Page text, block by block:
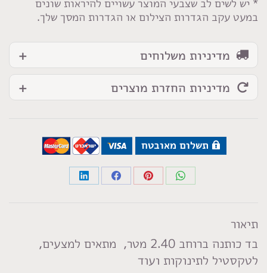
* יש לשים לב שצבעי המוצר עשויים להיראות שונים
במעט עקב הגדרות הצילום או הגדרות המסך שלך.
מדיניות משלוחים
מדיניות החזרת מוצרים
תשלום מאובטח
Share
Share
Share
Share
תיאור
בד כותנה ברוחב 2.40 מטר, מתאים למצעים,
לטקסטיל לתינוקות ועוד